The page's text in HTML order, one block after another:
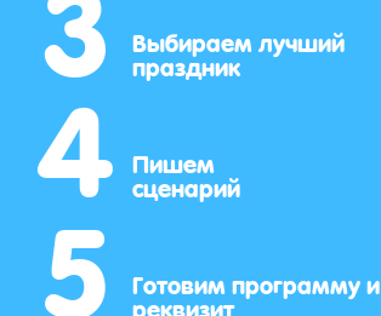
Выбираем лучший
праздник
4 Пишем
сценарий
5 Готовим программу и